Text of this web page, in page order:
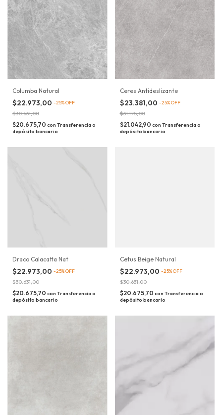
Columba Natural
$22.973,00 -25%OFF
$30.631,00
$20.675,70 con Transferencia o
depósito bancario
Ceres Antideslizante
$23.381,00 -25%OFF
$31.175,00
$21.042,90 con Transferencia o
depósito bancario
Draco Calacatta Nat
$22.973,00 -25%OFF
$30.631,00
$20.675,70 con Transferencia o
depósito bancario
Cetus Beige Natural
$22.973,00 -25%OFF
$30.631,00
$20.675,70 con Transferencia o
depósito bancario